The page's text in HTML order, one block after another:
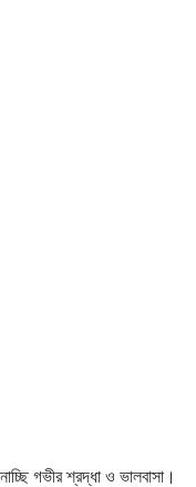
গভীর শ্রদ্ধা ও ভালবাসা।